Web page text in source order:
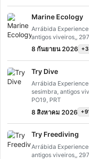
Marine Ecology
Arrábida
antigos viveiros,,
8 กันยายน 2026 +3
Try Dive
Arrábida
sesimbra, antigos
PO19, PRT
8 สิงหาคม 2026
Try Freediving
Arrábida
antigos viveiros,,